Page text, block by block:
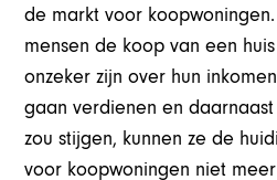
de markt voor
mensen de koop van een
onzeker zijn over hun
gaan verdienen en
zou stijgen, kunnen ze de
voor koopwoningen niet